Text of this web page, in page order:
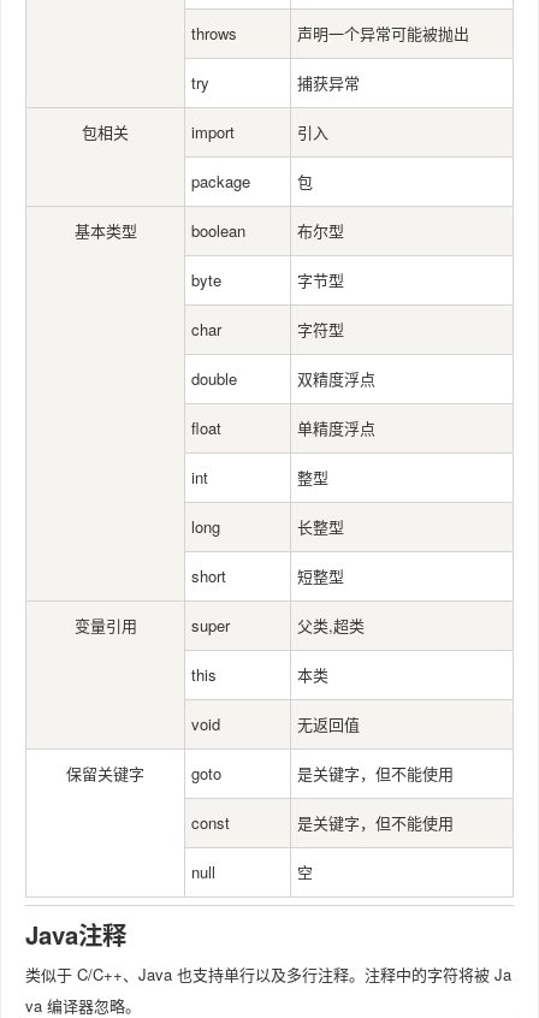
throws 声明一个异常可能被抛出
try 捕获异常
包相关 import 引入
package 包
基本类型 boolean 布尔型
byte 字节型
char 字符型
double 双精度浮点
float 单精度浮点
int 整型
long 长整型
short 短整型
变量引用 super 父类,超类
this 本类
void 无返回值
保留关键字 goto 是关键字，但不能使用
const 是关键字，但不能使用
null 空
Java注释
类似于 C/C++、Java 也支持单行以及多行注释。注释中的字符将被 Ja
va 编译器忽略。